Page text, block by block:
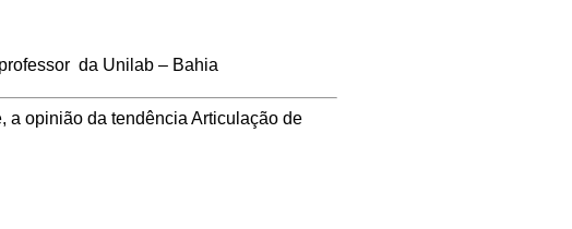
da Unilab – Bahia
a opinião da tendência Articulação de